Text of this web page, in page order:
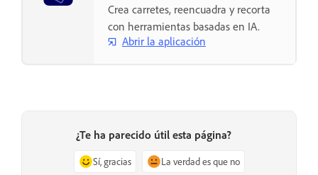
Crea carretes, reencuadra y recorta
con herramientas basadas en IA.
Abrir la aplicación
¿Te ha parecido útil esta página?
Sí, gracias La verdad es que no